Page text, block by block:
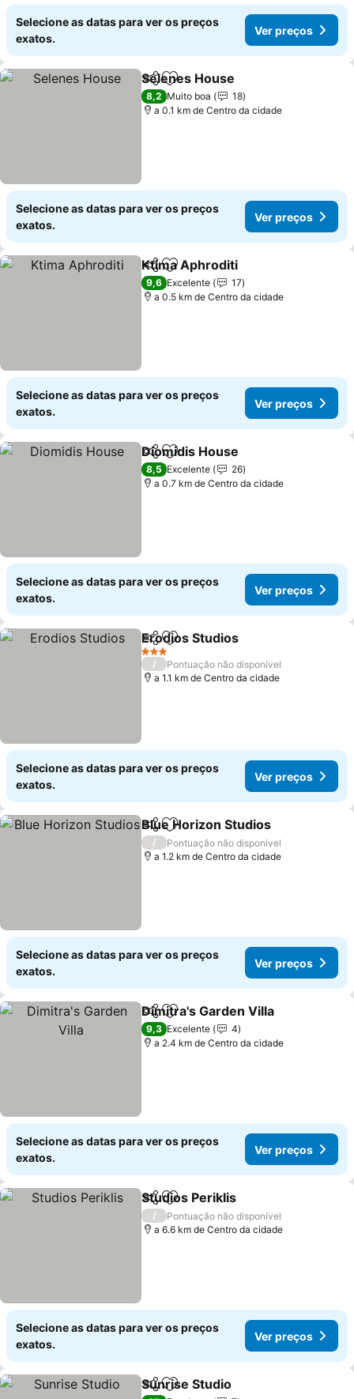
Selecione as datas para ver os preços
exatos.
Ver preços
PartilharAdicionar aos favoritos
Selenes House
8,2 Muito boa
18
a 0.1 km de Centro da cidade
Selecione as datas para ver os preços
exatos.
Ver preços
PartilharAdicionar aos favoritos
Ktima Aphroditi
9,6 Excelente
17
a 0.5 km de Centro da cidade
Selecione as datas para ver os preços
exatos.
Ver preços
PartilharAdicionar aos favoritos
Diomidis House
8,5 Excelente
26
a 0.7 km de Centro da cidade
Selecione as datas para ver os preços
exatos.
Ver preços
PartilharAdicionar aos favoritos
Erodios Studios
3 Estrelas
/
Pontuação não disponível
a 1.1 km de Centro da cidade
Selecione as datas para ver os preços
exatos.
Ver preços
PartilharAdicionar aos favoritos
Blue Horizon Studios
/
Pontuação não disponível
a 1.2 km de Centro da cidade
Selecione as datas para ver os preços
exatos.
Ver preços
PartilharAdicionar aos favoritos
Dimitra's Garden Villa
9,3 Excelente
4
a 2.4 km de Centro da cidade
Selecione as datas para ver os preços
exatos.
Ver preços
PartilharAdicionar aos favoritos
Studios Periklis
/
Pontuação não disponível
a 6.6 km de Centro da cidade
Selecione as datas para ver os preços
exatos.
Ver preços
PartilharAdicionar aos favoritos
Sunrise Studio